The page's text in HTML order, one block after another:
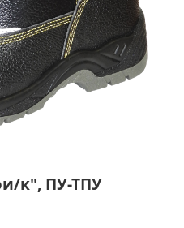
к", ПУ-ТПУ